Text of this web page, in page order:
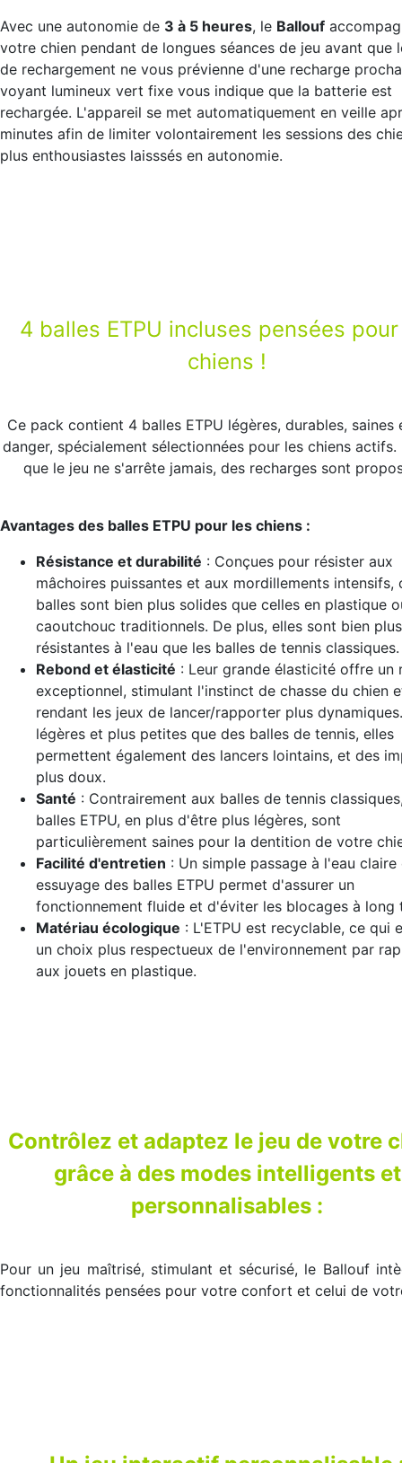
Avec une autonomie de 3 à 5 heures, le Ballouf
votre chien pendant de longues séances de jeu avant que
de rechargement ne vous prévienne d'une recharge
voyant lumineux vert fixe vous indique que la batterie est
rechargée. L'appareil se met automatiquement en veille
minutes afin de limiter volontairement les sessions des
plus enthousiastes laisssés en autonomie.
4 balles ETPU incluses pensées
chiens !
Ce pack contient 4 balles ETPU légères, durables, saines
danger, spécialement sélectionnées pour les chiens actifs.
que le jeu ne s'arrête jamais, des recharges sont
Avantages des balles ETPU pour les chiens :
Résistance et durabilité : Conçues pour résister aux
mâchoires puissantes et aux mordillements intensifs,
balles sont bien plus solides que celles en plastique
caoutchouc traditionnels. De plus, elles sont bien plus
résistantes à l'eau que les balles de tennis classiques.
Rebond et élasticité : Leur grande élasticité offre un
exceptionnel, stimulant l'instinct de chasse du chien
rendant les jeux de lancer/rapporter plus
légères et plus petites que des balles de tennis, elles
permettent également des lancers lointains, et des
plus doux.
Santé : Contrairement aux balles de tennis
balles ETPU, en plus d'être plus légères, sont
particulièrement saines pour la dentition de votre
Facilité d'entretien : Un simple passage à l'eau claire
essuyage des balles ETPU permet d'assurer un
fonctionnement fluide et d'éviter les blocages à long
Matériau écologique : L'ETPU est recyclable, ce qui
un choix plus respectueux de l'environnement par
aux jouets en plastique.
Contrôlez et adaptez le jeu de votre
grâce à des modes intelligents et
personnalisables :
Pour un jeu maîtrisé, stimulant et sécurisé, le Ballouf
fonctionnalités pensées pour votre confort et celui de